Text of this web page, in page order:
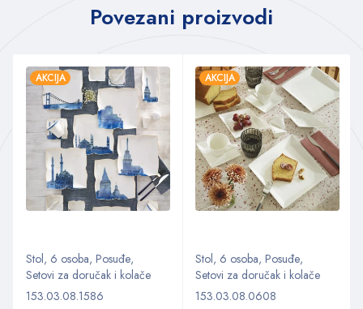
Povezani proizvodi
AKCIJA
Stol, 6 osoba, Posuđe,
Setovi za doručak i kolače
153.03.08.1586
AKCIJA
Stol, 6 osoba, Posuđe,
Setovi za doručak i kolače
153.03.08.0608